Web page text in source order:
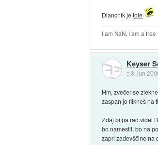
Dlancnik jetole
I am NaN, I am a free
Keyser
::3. jun
Hm, zvečer se
zaspan jo flikneš na
Zdaj bi pa rad videl
bo namestil, bo na
zaprl zadevščine na